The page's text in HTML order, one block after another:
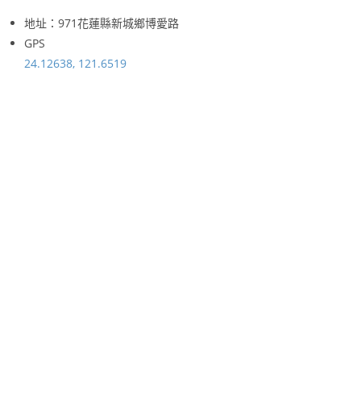
地址：971花蓮縣新城鄉博愛路
GPS
24.12638, 121.6519